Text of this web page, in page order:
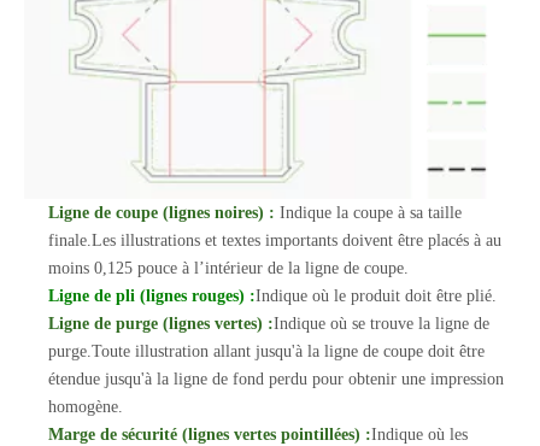
Ligne de coupe (lignes noires) : Indique la coupe à sa taille
finale.Les illustrations et textes importants doivent être placés à au
moins 0,125 pouce à l’intérieur de la ligne de coupe.
Ligne de pli (lignes rouges) :Indique où le produit doit être plié.
Ligne de purge (lignes vertes) :Indique où se trouve la ligne de
purge.Toute illustration allant jusqu'à la ligne de coupe doit être
étendue jusqu'à la ligne de fond perdu pour obtenir une impression
homogène.
Marge de sécurité (lignes vertes pointillées) :Indique où les